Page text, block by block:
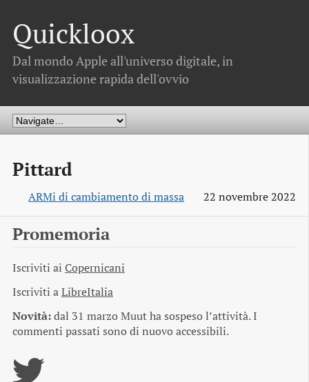
Quickloox
Dal mondo Apple all'universo digitale, in
visualizzazione rapida dell'ovvio
Pittard
ARMi di cambiamento di massa 22 novembre 2022
Promemoria
Iscriviti ai Copernicani
Iscriviti aLibreItalia
Novità:dal 31 marzo Muut ha sospeso l’attività. I
commenti passati sono di nuovo accessibili.